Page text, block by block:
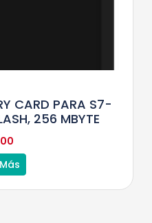
CARD PARA S7-
256 MBYTE